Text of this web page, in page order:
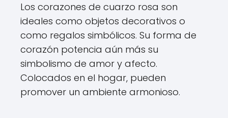
Los corazones de cuarzo rosa son
ideales como objetos decorativos o
como regalos simbólicos. Su forma de
corazón potencia aún más su
simbolismo de amor y afecto.
Colocados en el hogar, pueden
promover un ambiente armonioso.